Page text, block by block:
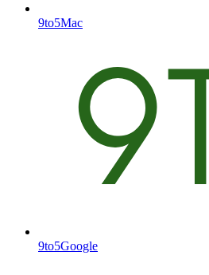
9to5Mac
9to5Google